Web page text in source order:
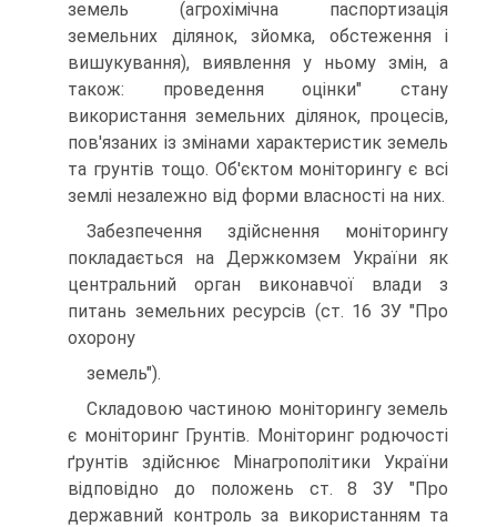
земель (агрохімічна паспортизація
земельних ділянок, зйомка, обстеження і
вишукування), виявлення у ньому змін, а
також: проведення оцінки" стану
використання земельних ділянок, процесів,
пов'язаних із змінами характеристик земель
та грунтів тощо. Об'єктом моніторингу є всі
землі незалежно від форми власності на них.
Забезпечення здійснення моніторингу
покладається на Держкомзем України як
центральний орган виконавчої влади з
питань земельних ресурсів (ст. 16 ЗУ "Про
охорону
земель").
Складовою частиною моніторингу земель
є моніторинг Грунтів. Моніторинг родючості
ґрунтів здійснює Мінагрополітики України
відповідно до положень ст. 8 ЗУ "Про
державний контроль за використанням та